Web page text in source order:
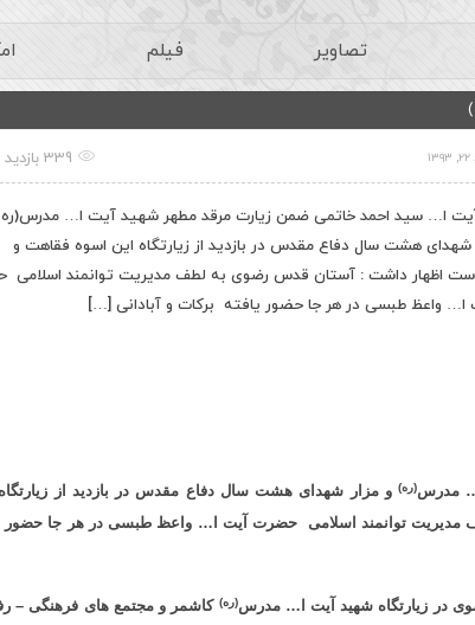
تصاویر فیلم
339 بازدید
ا… سید احمد خاتمی ضمن زیارت مرقد مطهر شهید آیت ا…
شهدای هشت سال دفاع مقدس در بازدید از زیارتگاه این اسوه فقاهت و
اظهار داشت : آستان قدس رضوی به لطف مدیریت توانمند اسلامی
ا… واعظ طبسی در هر جا حضور یافته برکات و آبادانی […]
مدرس(ره) و مزار شهدای هشت سال دفاع مقدس در بازدید از
توانمند اسلامی حضرت آیت ا… واعظ طبسی در هر جا حضور
در زیارتگاه شهید آیت ا… مدرس(ره) کاشمر و مجتمع های فرهنگی –